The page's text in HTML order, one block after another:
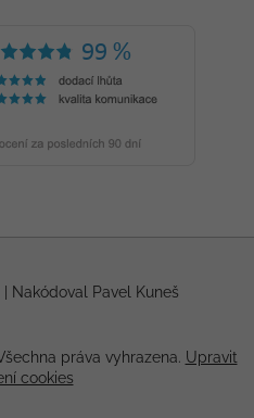
Nakódoval Pavel Kuneš
práva vyhrazena. Upravit
cookies